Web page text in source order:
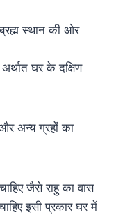
स्थान की ओर
घर के दक्षिण
अन्य ग्रहों का
जैसे राहु का वास
इसी प्रकार घर में